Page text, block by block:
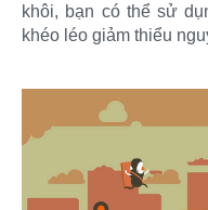
khôi, bạn có thể sử
khéo léo giảm thiểu